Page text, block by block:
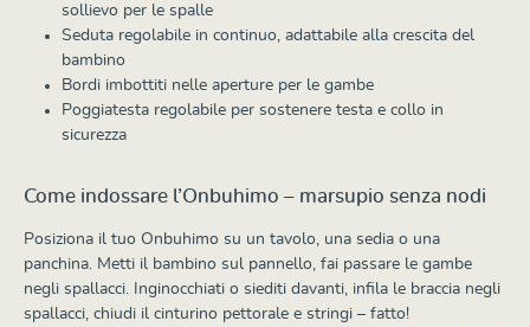
sollievo per le spalle
Seduta regolabile in continuo, adattabile alla crescita del
bambino
Bordi imbottiti nelle aperture per le gambe
Poggiatesta regolabile per sostenere testa e collo in
sicurezza
Come indossare l’Onbuhimo – marsupio senza nodi
Posiziona il tuo Onbuhimo su un tavolo, una sedia o una
panchina. Metti il bambino sul pannello, fai passare le gambe
negli spallacci. Inginocchiati o siediti davanti, infila le braccia negli
spallacci, chiudi il cinturino pettorale e stringi – fatto!